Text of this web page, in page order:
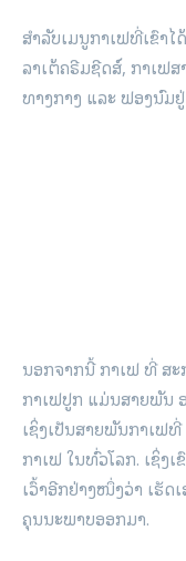
ສຳລັບເມນູກາເຟທີ່ເຂົາ
ລາເຕ້ຄຣີມຊີດສ໌, ກາເຟ
ທາງກາງ ແລະ ຟອງນົມ
ນອກຈາກນີ້ ກາເຟ ທີ່ ສະ
ກາເຟປູກ ແມ່ນສາຍພັນ ອ
ເຊິ່ງເປັນສາຍພັນກາເຟ
ກາເຟ ໃນທົ່ວໂລກ. ເຊິ່ງ
ເວົ້າອີກຢ່າງໜຶ່ງວ່າ ເຮັ
ຄຸນນະພາບອອກມາ.